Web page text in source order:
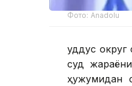
Фото: Anadolu
Қуддус
суд
ҳужумидан